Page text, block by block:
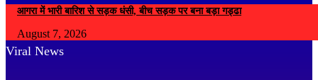
आगरा में भारी बारिश से सड़क धंसी, बीच सड़क पर बना बड़ा गड्ढा
August 7, 2026
Viral News